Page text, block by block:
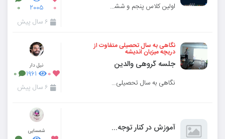
اولین کلاس پنجم و ششم در تابستان ۹۹ ۰ ۲۰۰۵ ۰
۶ سال پیش
نگاهی به سال تحصیلی متفاوت از
دریچه میزبان اندیشه
جلسه گروهی والدین
نگاهی به سال تحصیلی متفاوت از دریچه میزبان اندیشه
نیل دار
۰ ۱۹۶۱ ۰
۶ سال پیش
آموزش در کنار توجه به فعالیت های مهارت محور شمسایی